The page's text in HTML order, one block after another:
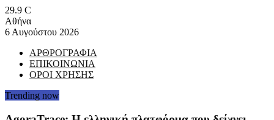
29.9 C
Αθήνα
6 Αυγούστου 2026
ΑΡΘΡΟΓΡΑΦΙΑ
ΕΠΙΚΟΙΝΩΝΙΑ
ΟΡΟΙ ΧΡΗΣΗΣ
Trending now